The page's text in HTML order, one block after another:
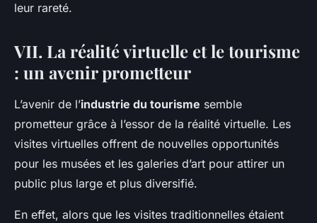
leur rareté.
VII. La réalité virtuelle et le tourisme
: un avenir prometteur
L’avenir de l’industrie du tourisme semble
prometteur grâce à l’essor de la réalité virtuelle. Les
visites virtuelles offrent de nouvelles opportunités
pour les musées et les galeries d’art pour attirer un
public plus large et plus diversifié.
En effet, alors que les visites traditionnelles étaient